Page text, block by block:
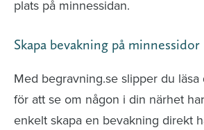
plats på minnessidan.
Skapa bevakning på minnessidor
Med begravning.se slipper du
för att se om någon i din närhet
enkelt skapa en bevakning direkt